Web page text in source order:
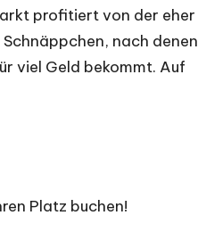
profitiert von der eher
nach denen
viel Geld bekommt. Auf
Platz buchen!